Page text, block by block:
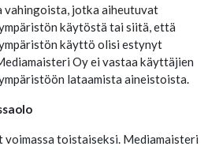
vahingoista, jotka aiheutuvat
käytöstä tai siitä, että
käyttö olisi estynyt
Oy ei vastaa käyttäjien
lataamista aineistoista.
toistaiseksi. Mediamaisteri